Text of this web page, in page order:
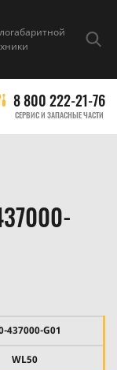
8 800 222-21-76
СЕРВИС И ЗАПАСНЫЕ ЧАСТИ
437000-G01
WL50